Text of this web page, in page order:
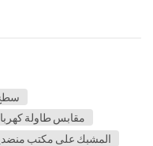
سطح
مقابس طاولة
المشبك على مكتب منضدية